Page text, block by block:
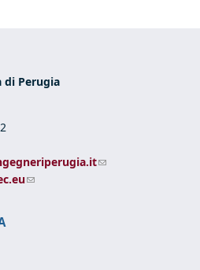
di Perugia
(link sends e-mail)
(link sends e-mail)